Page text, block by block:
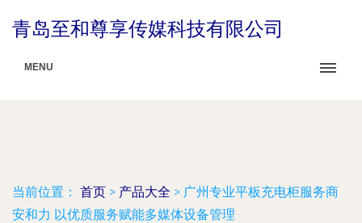
青岛至和尊享传媒科技有限公司
MENU
当前位置： 首页 > 产品大全 > 广州专业平板充电柜服务商
安和力 以优质服务赋能多媒体设备管理